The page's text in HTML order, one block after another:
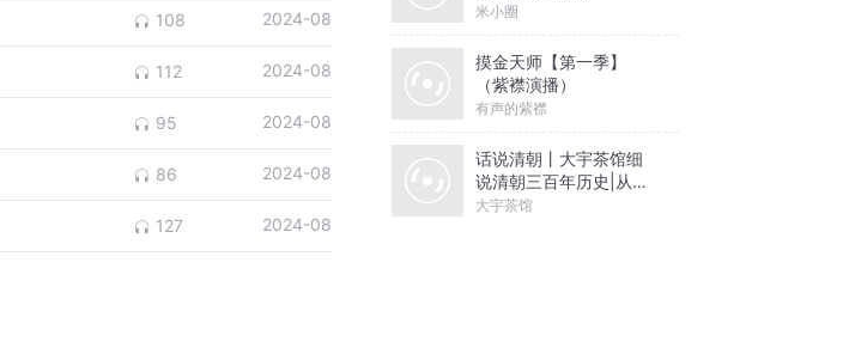
108 2024-08
112 2024-08
95 2024-08
86 2024-08
127 2024-08
米小圈
摸金天师【第一季】
（紫襟演播）
有声的紫襟
话说清朝丨大宇茶馆细
说清朝三百年历史|从努
尔哈赤到末代皇帝溥仪|
大宇茶馆